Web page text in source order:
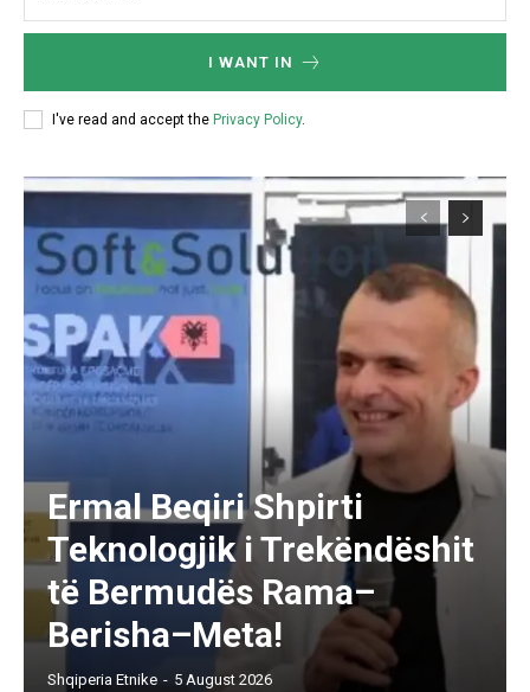
I WANT IN
I've read and accept the Privacy Policy.
Ermal Beqiri Shpirti
Teknologjik i Trekëndëshit
të Bermudës Rama–
Berisha–Meta!
Shqiperia Etnike - 5 August 2026